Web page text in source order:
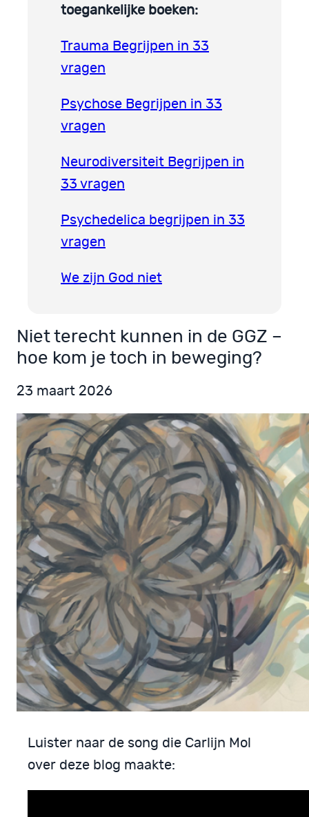
toegankelijke boeken:
Trauma Begrijpen in 33
vragen
Psychose Begrijpen in 33
vragen
Neurodiversiteit Begrijpen in
33 vragen
Psychedelica begrijpen in 33
vragen
We zijn God niet
Niet terecht kunnen in de GGZ –
hoe kom je toch in beweging?
23 maart 2026
Luister naar de song die Carlijn Mol
over deze blog maakte: